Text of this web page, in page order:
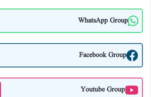
WhatsApp Group
Facebook Group
Youtube Group